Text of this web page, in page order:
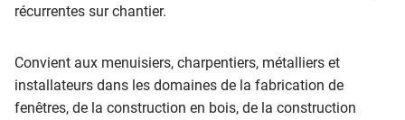
récurrentes sur chantier.
Convient aux menuisiers, charpentiers, métalliers et
installateurs dans les domaines de la fabrication de
fenêtres, de la construction en bois, de la construction